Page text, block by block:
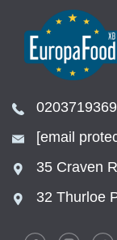
[email
35 Craven
32 Thurloe